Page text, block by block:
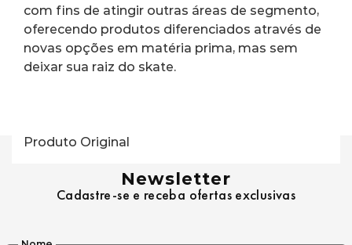
com fins de atingir outras áreas de segmento,
oferecendo produtos diferenciados através de
novas opções em matéria prima, mas sem
deixar sua raiz do skate.
Produto Original
Newsletter
Cadastre-se e receba ofertas exclusivas